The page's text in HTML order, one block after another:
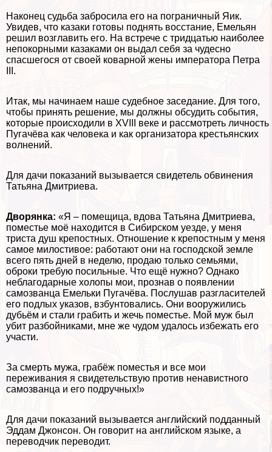
Наконец судьба забросила его на пограничный Яик.
Увидев, что казаки готовы поднять восстание, Емельян
решил возглавить его. На встрече с тридцатью наиболее
непокорными казаками он выдал себя за чудесно
спасшегося от своей коварной жены императора Петра
III.
Итак, мы начинаем наше судебное заседание. Для того,
чтобы принять решение, мы должны обсудить события,
которые происходили в XVIII веке и рассмотреть личность
Пугачёва как человека и как организатора крестьянских
волнений.
Для дачи показаний вызывается свидетель обвинения
Татьяна Дмитриева.
Дворянка: «Я – помещица, вдова Татьяна Дмитриева,
поместье моё находится в Сибирском уезде, у меня
триста душ крепостных. Отношение к крепостным у меня
самое милостивое: работают они на господской земле
всего пять дней в неделю, продаю только семьями,
оброки требую посильные. Что ещё нужно? Однако
нeблагодарные холопы мои, прознав о появлении
самозванца Емельки Пугачёва. Послушав разгласителей
его подлых указов, взбунтовались. Они вооружились
дубьём и стали грабить и жечь поместье. Мой муж был
убит разбойниками, мне же чудом удалось избежать его
участи.
За cмepть мужа, грабёж поместья и все мои
переживания я свидетельствую против ненавистного
самозванца и его подручных!»
Для дачи показаний вызывается английский подданный
Эддам Джонсон. Он говорит на английском языке, а
переводчик переводит.